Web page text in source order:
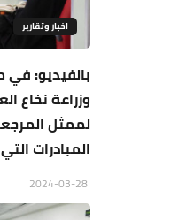
اخبار وتقارير
بالفيديو:
وزراعة نخاع
لممثل
المبادرات